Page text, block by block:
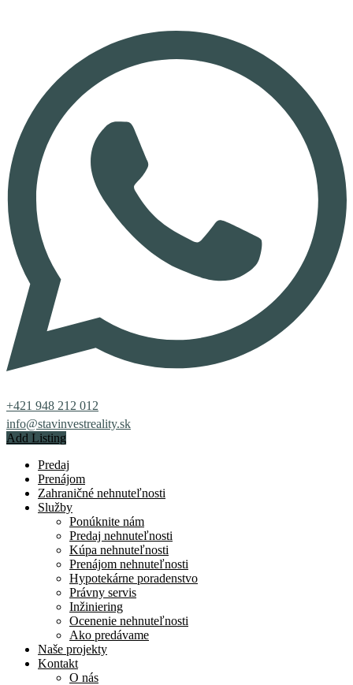
+421 948 212 012
info@stavinvestreality.sk
Add Listing
Predaj
Prenájom
Zahraničné nehnuteľnosti
Služby
Ponúknite nám
Predaj nehnuteľnosti
Kúpa nehnuteľnosti
Prenájom nehnuteľnosti
Hypotekárne poradenstvo
Právny servis
Inžiniering
Ocenenie nehnuteľnosti
Ako predávame
Naše projekty
Kontakt
O nás